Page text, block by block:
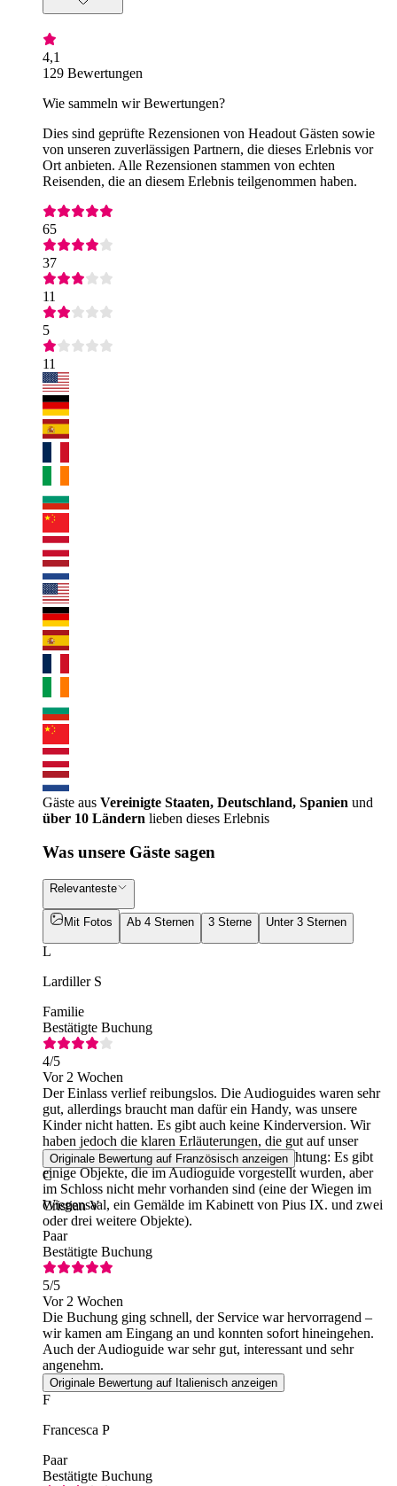
4,1
129 Bewertungen
Wie sammeln wir Bewertungen?
Dies sind geprüfte Rezensionen von Headout Gästen sowie
von unseren zuverlässigen Partnern, die dieses Erlebnis vor
Ort anbieten. Alle Rezensionen stammen von echten
Reisenden, die an diesem Erlebnis teilgenommen haben.
65
37
11
5
11
Gäste aus Vereinigte Staaten, Deutschland, Spanien und
über 10 Ländern lieben dieses Erlebnis
Was unsere Gäste sagen
Relevanteste
Mit Fotos Ab 4 Sternen 3 Sterne Unter 3 Sternen
L
Lardiller S
Familie
Bestätigte Buchung
4/5
Vor 2 Wochen
Der Einlass verlief reibungslos. Die Audioguides waren sehr
gut, allerdings braucht man dafür ein Handy, was unsere
Kinder nicht hatten. Es gibt auch keine Kinderversion. Wir
haben jedoch die klaren Erläuterungen, die gut auf unser
Tempo abgestimmt waren, sehr geschätzt. Achtung: Es gibt
einige Objekte, die im Audioguide vorgestellt wurden, aber
im Schloss nicht mehr vorhanden sind (eine der Wiegen im
Wiegensaal, ein Gemälde im Kabinett von Pius IX. und zwei
oder drei weitere Objekte).
Originale Bewertung auf Französisch anzeigen
C
Cristian V
Paar
Bestätigte Buchung
5/5
Vor 2 Wochen
Die Buchung ging schnell, der Service war hervorragend –
wir kamen am Eingang an und konnten sofort hineingehen.
Auch der Audioguide war sehr gut, interessant und sehr
angenehm.
Originale Bewertung auf Italienisch anzeigen
F
Francesca P
Paar
Bestätigte Buchung